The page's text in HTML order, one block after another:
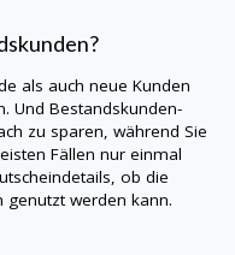
als auch neue Kunden
Und Bestandskunden-
zu sparen, während Sie
Fällen nur einmal
ob die
werden kann.